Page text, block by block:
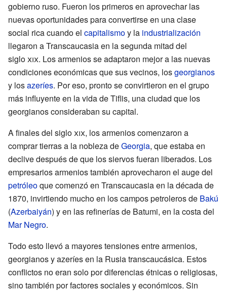
gobierno ruso. Fueron los primeros en aprovechar las
nuevas oportunidades para convertirse en una clase
social rica cuando el capitalismoy la industrialización
llegaron a Transcaucasia en la segunda mitad del
sigloxix. Los armenios se adaptaron mejor a las nuevas
condiciones económicas que sus vecinos, losgeorgianos
y losazeríes. Por eso, pronto se convirtieron en el grupo
más influyente en la vida de Tiflis, una ciudad que los
georgianos consideraban su capital.
A finales del sigloxix, los armenios comenzaron a
comprar tierras a la nobleza deGeorgia, que estaba en
declive después de que los siervos fueran liberados. Los
empresarios armenios también aprovecharon el auge del
petróleoque comenzó en Transcaucasia en la década de
1870, invirtiendo mucho en los campos petroleros de Bakú
(Azerbaiyán) y en las refinerías de Batumi, en la costa del
Mar Negro.
Todo esto llevó a mayores tensiones entre armenios,
georgianos y azeríes en la Rusia transcaucásica. Estos
conflictos no eran solo por diferencias étnicas o religiosas,
sino también por factores sociales y económicos. Sin